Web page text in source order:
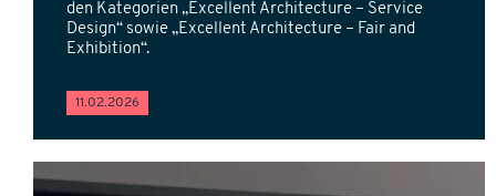
den Kategorien „Excellent Architecture – Service
Design“ sowie „Excellent Architecture – Fair and
Exhibition“.
11.02.2026